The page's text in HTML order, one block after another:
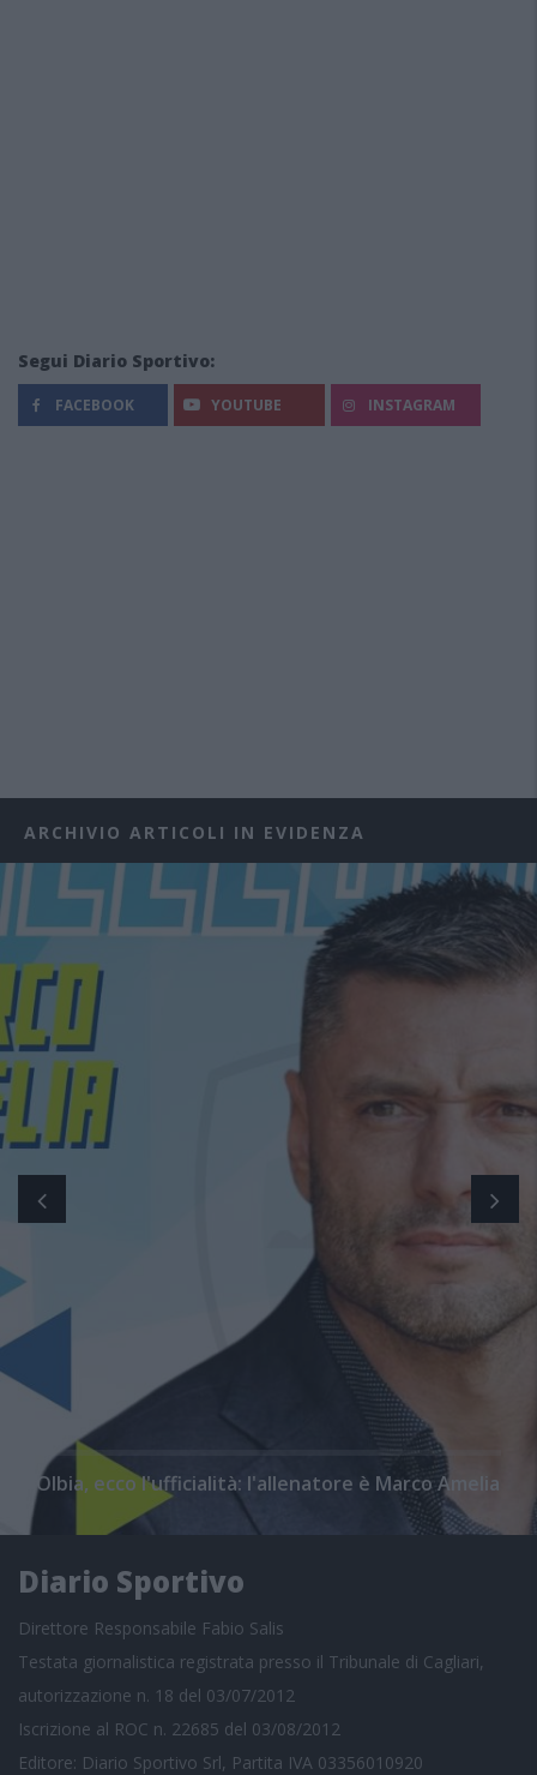
Segui Diario Sportivo:
FACEBOOK YOUTUBE INSTAGRAM
ARCHIVIO ARTICOLI IN EVIDENZA
Olbia, ecco l'ufficialità: l'allenatore è Marco Amelia
Diario Sportivo
Direttore Responsabile Fabio Salis
Testata giornalistica registrata presso il Tribunale di Cagliari,
autorizzazione n. 18 del 03/07/2012
Iscrizione al ROC n. 22685 del 03/08/2012
Editore: Diario Sportivo Srl, Partita IVA 03356010920